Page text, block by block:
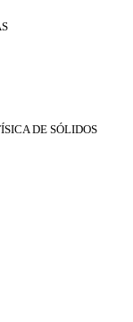
DE SÓLIDOS